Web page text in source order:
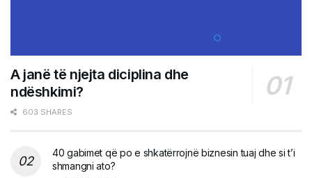
A janë të njejta diciplina dhe
ndëshkimi?
603 SHARES
40 gabimet që po e shkatërrojnë biznesin tuaj dhe si t’i
shmangni ato?